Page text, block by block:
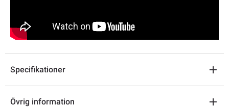
Specifikationer
Övrig information